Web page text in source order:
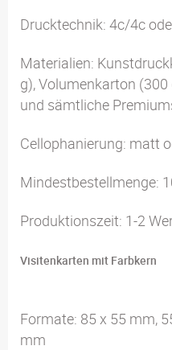
Drucktechnik: 4c/4c
Materialien:
g), Volumenkarton
und sämtliche
Cellophanierung: matt
Mindestbestellmenge:
Produktionszeit: 1-2
Visitenkarten mit Farbkern
Formate: 85 x 55 mm,
mm